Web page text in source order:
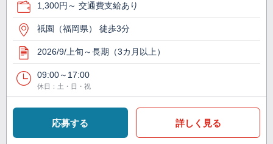
1,300円～ 交通費支給あり
祇園（福岡県） 徒歩3分
2026/9/上旬～長期（3カ月以上）
09:00～17:00
休日：土・日・祝
応募する 詳しく見る